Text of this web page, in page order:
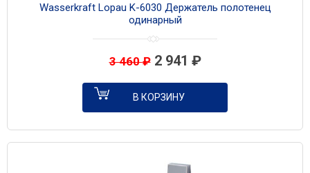
Wasserkraft Lopau K-6030 Держатель полотенец
одинарный
3 460₽ 2 941 ₽
В КОРЗИНУ